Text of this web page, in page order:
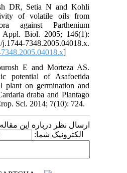
DR, Setia N and Kohli
of volatile oils from
against Parthenium
Appl. Biol. 2005; 146(1):
j.1744-7348.2005.04018.x.
7348.2005.04018.x
Kourosh E and Morteza AS.
potential of Asafoetida
plant on germination and
Cardaria draba and Plantago
Crop. Sci. 2014; 7(10): 724.
ارسال نظر درباره این مقاله :
الکترونیک شما: